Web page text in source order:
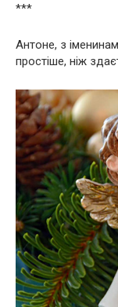
***
Антоне, з
простіше, ніж